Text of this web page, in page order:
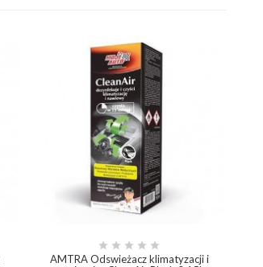
    
AMTRA Odswieżacz klimatyzacji i